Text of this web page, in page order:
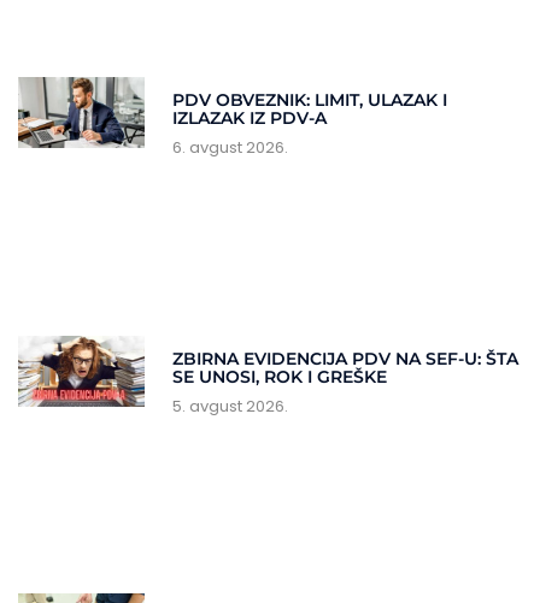
PDV OBVEZNIK: LIMIT, ULAZAK I
IZLAZAK IZ PDV-A
6. avgust 2026.
ZBIRNA EVIDENCIJA PDV NA SEF-U: ŠTA
SE UNOSI, ROK I GREŠKE
5. avgust 2026.